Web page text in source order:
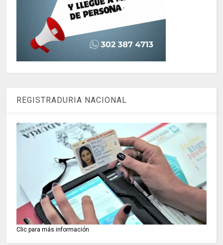
REGISTRADURIA NACIONAL
Clic para más información